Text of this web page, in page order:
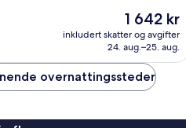
Prisen
er
1 642 kr
1 642 kr
inkludert skatter og avgifter
24. aug.–25. aug.
overnattingssteder